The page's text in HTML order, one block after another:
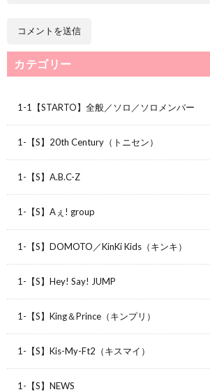
カテゴリー
1-1【STARTO】全般／ソロ／ソロメンバー
1-【S】20th Century（トニセン）
1-【S】A.B.C-Z
1-【S】Aぇ! group
1-【S】DOMOTO／KinKi Kids（キンキ）
1-【S】Hey! Say! JUMP
1-【S】King＆Prince（キンプリ）
1-【S】Kis-My-Ft2（キスマイ）
1-【S】NEWS